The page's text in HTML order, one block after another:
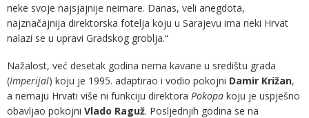
neke svoje najsjajnije neimare. Danas, veli anegdota,
najznačajnija direktorska fotelja koju u Sarajevu ima neki Hrvat
nalazi se u upravi Gradskog groblja.“
Nažalost, već desetak godina nema kavane u središtu grada
(Imperijal) koju je 1995. adaptirao i vodio pokojni Damir Križan,
a nemaju Hrvati više ni funkciju direktora Pokopa koju je uspješno
obavljao pokojni Vlado Raguž. Posljednjih godina se na